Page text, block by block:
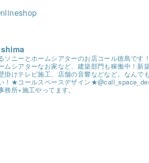
ソニーとホームシアターのお店コール徳島です
ムシアターなお家など、建築部門も稼働中！ 新
掛けテレビ施工、店舗の音響などなど。 なんで
！ ★コールスペースデザイン★
務所+施工やってます。